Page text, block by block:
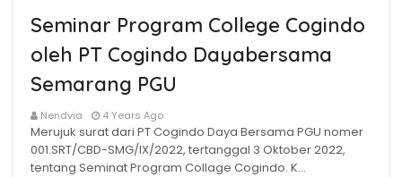
Seminar Program College Cogindo
oleh PT Cogindo Dayabersama
Semarang PGU
Nendvia 4 Years Ago
Merujuk surat dari PT Cogindo Daya Bersama PGU nomer
001.SRT/CBD-SMG/IX/2022, tertanggal 3 Oktober 2022,
tentang Seminat Program Collage Cogindo. K…